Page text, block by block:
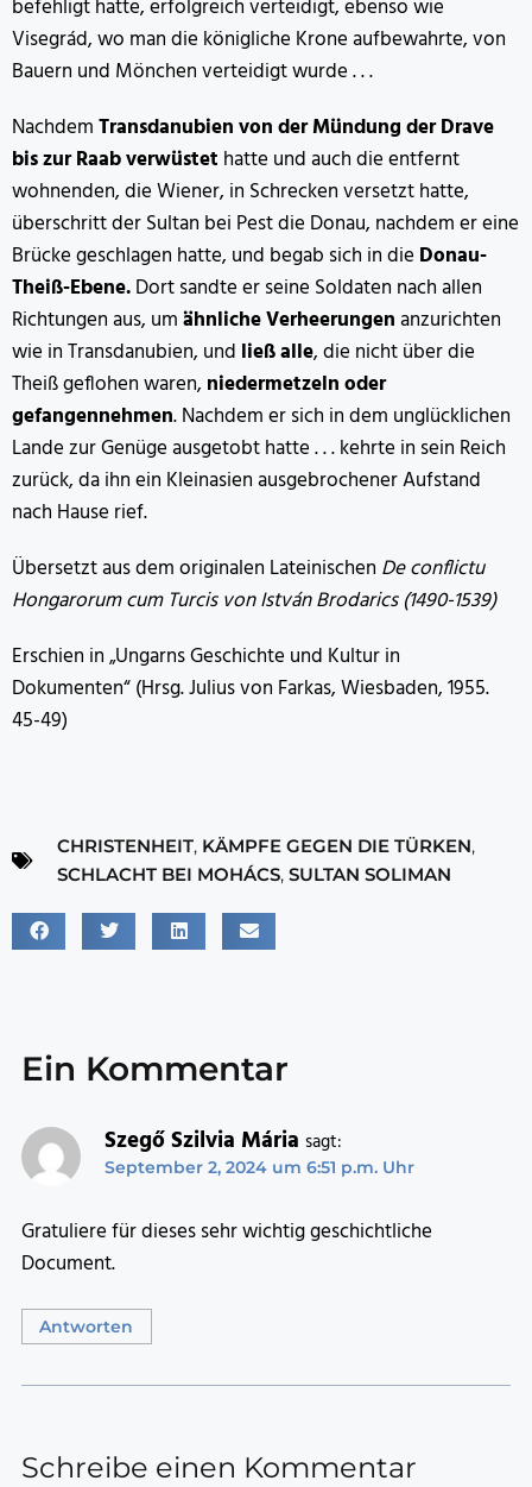
befehligt hatte, erfolgreich verteidigt, ebenso wie
Visegrád, wo man die königliche Krone aufbewahrte, von
Bauern und Mönchen verteidigt wurde . . .
NachdemTransdanubien von der Mündung der Drave
bis zur Raab verwüstet hatte und auch die entfernt
wohnenden, die Wiener, in Schrecken versetzt hatte,
überschritt der Sultan bei Pest die Donau, nachdem er eine
Brücke geschlagen hatte, und begab sich in die Donau-
Theiß-Ebene.Dort sandte er seine Soldaten nach allen
Richtungen aus, umähnliche Verheerungenanzurichten
wie in Transdanubien, und ließ alle, die nicht über die
Theiß geflohen waren, niedermetzeln oder
gefangennehmen. Nachdem er sich in dem unglücklichen
Lande zur Genüge ausgetobt hatte . . . kehrte in sein Reich
zurück, da ihn ein Kleinasien ausgebrochener Aufstand
nach Hause rief.
Übersetzt aus dem originalen Lateinischen De conflictu
Hongarorum cum Turcis von István Brodarics (1490-1539)
Erschien in „Ungarns Geschichte und Kultur in
Dokumenten“ (Hrsg. Julius von Farkas, Wiesbaden, 1955.
45-49)
CHRISTENHEIT, KÄMPFE GEGEN DIE TÜRKEN,
SCHLACHT BEI MOHÁCS, SULTAN SOLIMAN
Ein Kommentar
Szegő Szilvia Mária sagt:
September 2, 2024 um 6:51 p.m. Uhr
Gratuliere für dieses sehr wichtig geschichtliche
Document.
Antworten
Schreibe einen Kommentar